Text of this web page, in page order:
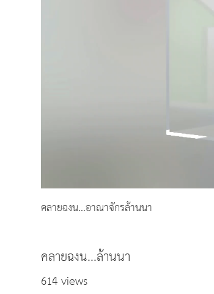
คลายฉงน...อาณาจักรล้านนา
คลายฉงน...ล้านนา
614 views